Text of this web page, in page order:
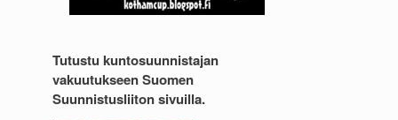
Tutustu kuntosuunnistajan
vakuutukseen Suomen
Suunnistusliiton sivuilla.